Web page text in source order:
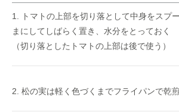
トマトの上部を切り落として中身をスプ
まにしてしばらく置き、水分をとっておく
（切り落としたトマトの上部は後で使う）
松の実は軽く色づくまでフライパンで乾